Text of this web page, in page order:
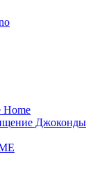
Home
Джоконды